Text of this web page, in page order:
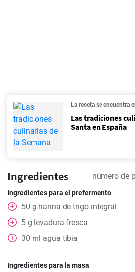
La receta se encuentra
Las tradiciones
Santa en España
Ingredientes número de
Ingredientes para el prefermento
50 g harina de trigo integral
5 g levadura fresca
30 ml agua tibia
Ingredientes para la masa